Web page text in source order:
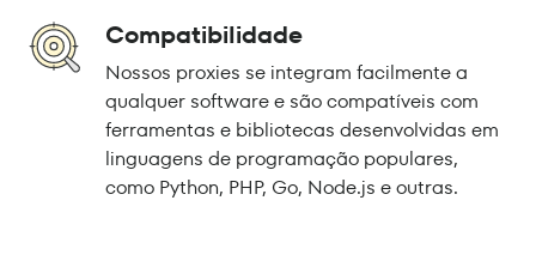
Compatibilidade
Nossos proxies se integram facilmente a
qualquer software e são compatíveis com
ferramentas e bibliotecas desenvolvidas em
linguagens de programação populares,
como Python, PHP, Go, Node.js e outras.